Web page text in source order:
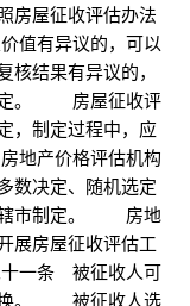
房屋征收评估办法
有异议的，可以
结果有异议的，
定。 房屋征收评
，制定过程中，应
产价格评估机构
数决定、随机选定
辖市制定。 房地
展房屋征收评估工
一条 被征收人可
换。 被征收人选